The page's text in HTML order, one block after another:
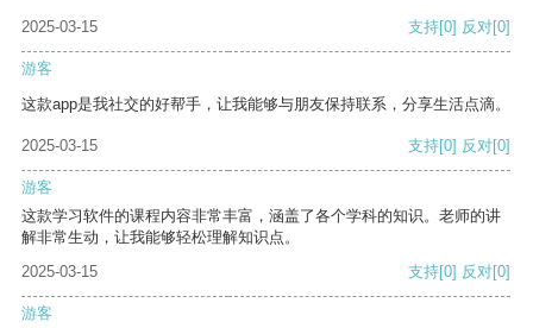
2025-03-15 支持[0] 反对[0]
游客
这款app是我社交的好帮手，让我能够与朋友保持联系，分享生活点滴。
2025-03-15 支持[0] 反对[0]
游客
这款学习软件的课程内容非常丰富，涵盖了各个学科的知识。老师的讲
解非常生动，让我能够轻松理解知识点。
2025-03-15
支持[0] 反对[0]
游客